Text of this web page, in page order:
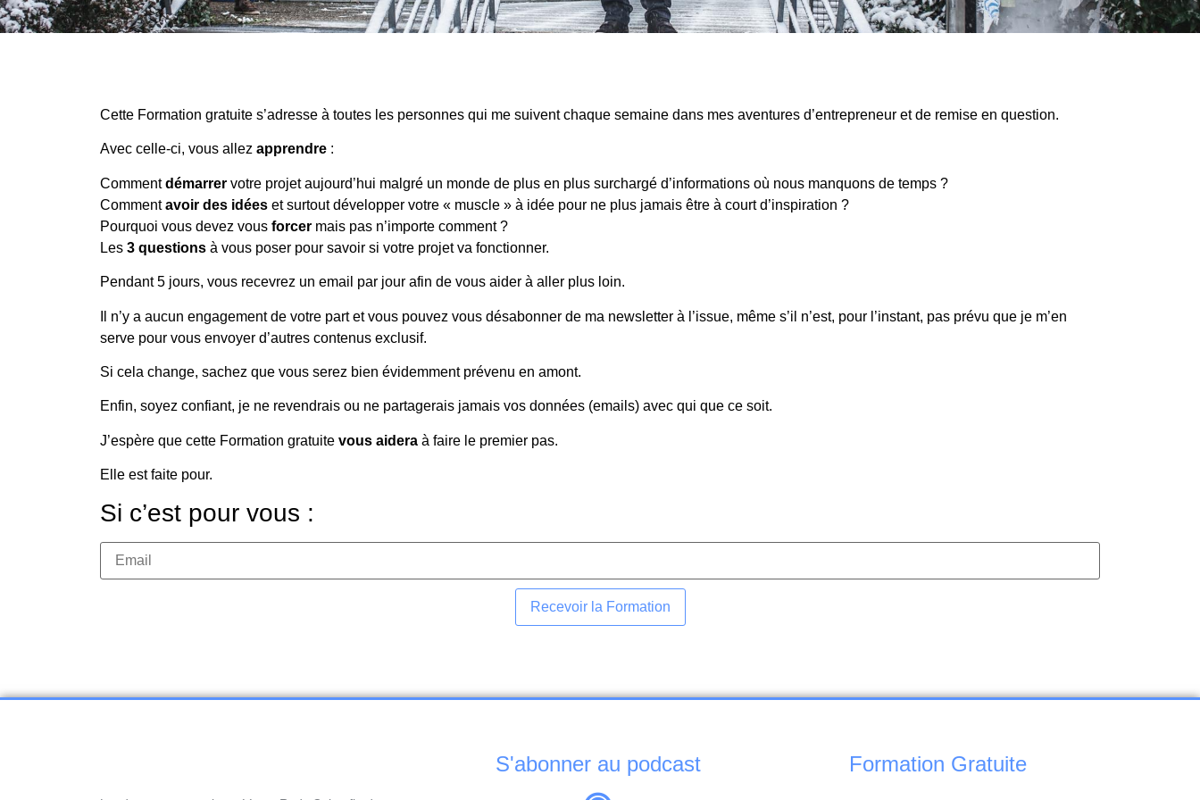
POUR QUI EST CETTE
FORMATION GRATUITE
?
Cette Formation gratuite s’adresse à toutes les personnes qui me suivent chaque semaine dans mes aventures d’entrepreneur et de remise en question.
Avec celle-ci, vous allez apprendre :
Commentdémarrer votre projet aujourd’hui malgré un monde de plus en plus surchargé d’informations où nous manquons de temps ?
Commentavoir des idées et surtout développer votre « muscle » à idée pour ne plus jamais être à court d’inspiration ?
Pourquoi vous devez vous forcer mais pas n’importe comment ?
Les 3 questions à vous poser pour savoir si votre projet va fonctionner.
Pendant 5 jours, vous recevrez un email par jour afin de vous aider à aller plus loin.
Il n’y a aucun engagement de votre part et vous pouvez vous désabonner de ma newsletter à l’issue, même s’il n’est, pour l’instant, pas prévu que je m’en
serve pour vous envoyer d’autres contenus exclusif.
Si cela change, sachez que vous serez bien évidemment prévenu en amont.
Enfin, soyez confiant, je ne revendrais ou ne partagerais jamais vos données (emails) avec qui que ce soit.
J’espère que cette Formation gratuite vous aidera à faire le premier pas.
Elle est faite pour.
Si c’est pour vous :
Recevoir la Formation
S'abonner au podcast Formation Gratuite